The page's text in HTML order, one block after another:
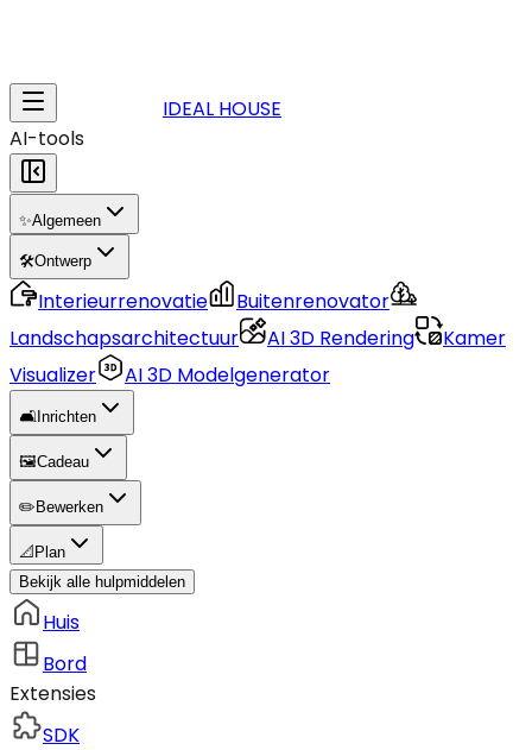
IDEAL HOUSE
AI-tools
✨Algemeen
🛠️Ontwerp
Interieurrenovatie
Buitenrenovator
Landschapsarchitectuur
AI 3D Rendering
Kamer
Visualizer
AI 3D Modelgenerator
🛋️ Inrichten
🖼️Cadeau
✏️ Bewerken
📐 Plan
Bekijk alle hulpmiddelen
Huis
Bord
Extensies
SDK